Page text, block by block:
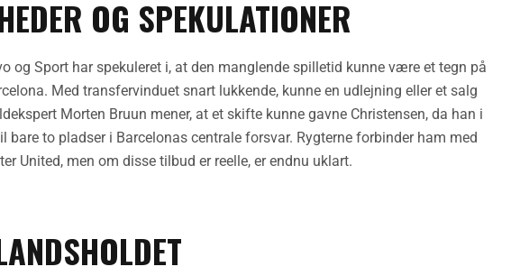
OG SPEKULATIONER
og Sport har spekuleret i, at den manglende spilletid kunne være et tegn på
Med transfervinduet snart lukkende, kunne en udlejning eller et salg
Morten Bruun mener, at et skifte kunne gavne Christensen, da han i
to pladser i Barcelonas centrale forsvar. Rygterne forbinder ham med
United, men om disse tilbud er reelle, er endnu uklart.